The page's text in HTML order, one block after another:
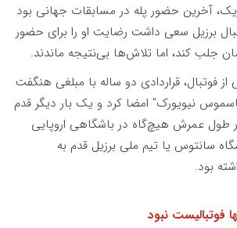
۱۹۷۰ مکزیک، آخرین حضور پله در مسابقات جهانی بود
برزیل سعی داشت رضایت او را برای حضور
فوتبال، قراردادی دو ساله با مبلغی هنگفت
نیویورک" امضا کرد و یک بار دیگر قدم
طول عمرش هیچ‌گاه در باشگاهی اروپایی
سانتوس یا تیم ملی برزیل قدم به
بود.
فوتبالیست نبود